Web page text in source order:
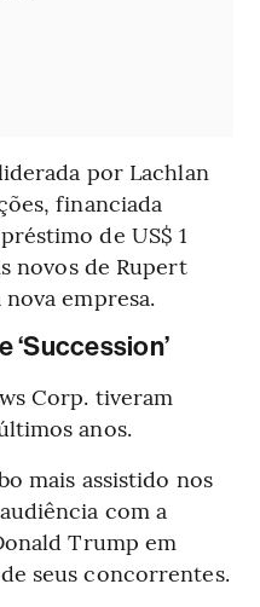
por Lachlan
financiada
de US$ 1
novos de Rupert
empresa.
‘Succession’
Corp. tiveram
anos.
mais assistido nos
com a
Trump em
seus concorrentes.